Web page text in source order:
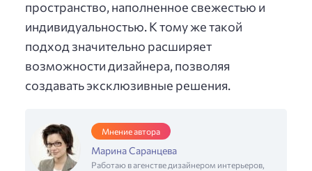
пространство, наполненное свежестью и
индивидуальностью. К тому же такой
подход значительно расширяет
возможности дизайнера, позволяя
создавать эксклюзивные решения.
Мнение автора
Марина Саранцева
Работаю в агенстве дизайнером интерьеров,